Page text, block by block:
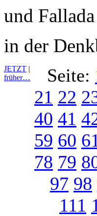
in der
JETZT |
früher…
Seite:
21 22
40 41
59 60
78 79
97 98
111